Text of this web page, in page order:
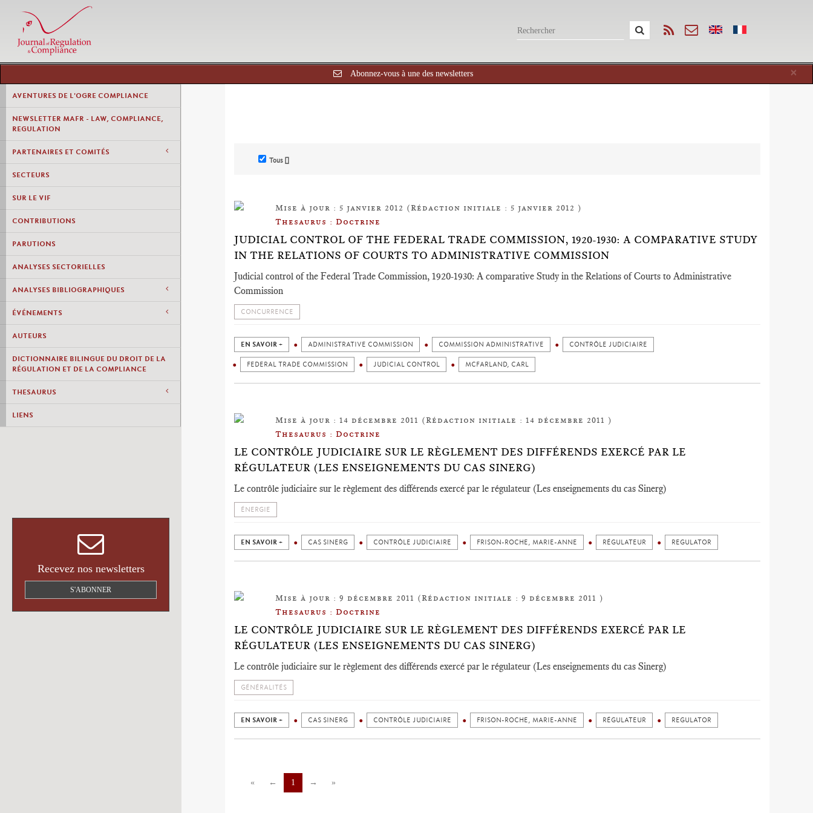
×
Abonnez-vous à une des newsletters
AVENTURES DE L'OGRE COMPLIANCE
NEWSLETTER MAFR - LAW, COMPLIANCE,
REGULATION
PARTENAIRES ET COMITÉS
SECTEURS
SUR LE VIF
CONTRIBUTIONS
PARUTIONS
ANALYSES SECTORIELLES
ANALYSES BIBLIOGRAPHIQUES
ÉVÉNEMENTS
AUTEURS
DICTIONNAIRE BILINGUE DU DROIT DE LA
RÉGULATION ET DE LA COMPLIANCE
THESAURUS
LIENS
Recevez nos newsletters
S'ABONNER
Tous []
Mise à jour : 5 janvier 2012 (Rédaction initiale : 5 janvier 2012 )
Thesaurus : Doctrine
JUDICIAL CONTROL OF THE FEDERAL TRADE COMMISSION, 1920-1930: A COMPARATIVE STUDY
IN THE RELATIONS OF COURTS TO ADMINISTRATIVE COMMISSION
Judicial control of the Federal Trade Commission, 1920-1930: A comparative Study in the Relations of Courts to Administrative
Commission
CONCURRENCE
EN SAVOIR + ADMINISTRATIVE COMMISSION COMMISSION ADMINISTRATIVE CONTRÔLE JUDICIAIRE
FEDERAL TRADE COMMISSION JUDICIAL CONTROL MCFARLAND, CARL
Mise à jour : 14 décembre 2011 (Rédaction initiale : 14 décembre 2011 )
Thesaurus : Doctrine
LE CONTRÔLE JUDICIAIRE SUR LE RÈGLEMENT DES DIFFÉRENDS EXERCÉ PAR LE
RÉGULATEUR (LES ENSEIGNEMENTS DU CAS SINERG)
Le contrôle judiciaire sur le règlement des différends exercé par le régulateur (Les enseignements du cas Sinerg)
ÉNERGIE
EN SAVOIR + CAS SINERG CONTRÔLE JUDICIAIRE FRISON-ROCHE, MARIE-ANNE RÉGULATEUR REGULATOR
Mise à jour : 9 décembre 2011 (Rédaction initiale : 9 décembre 2011 )
Thesaurus : Doctrine
LE CONTRÔLE JUDICIAIRE SUR LE RÈGLEMENT DES DIFFÉRENDS EXERCÉ PAR LE
RÉGULATEUR (LES ENSEIGNEMENTS DU CAS SINERG)
Le contrôle judiciaire sur le règlement des différends exercé par le régulateur (Les enseignements du cas Sinerg)
GÉNÉRALITÉS
EN SAVOIR + CAS SINERG CONTRÔLE JUDICIAIRE FRISON-ROCHE, MARIE-ANNE RÉGULATEUR REGULATOR
« ← 1 → »